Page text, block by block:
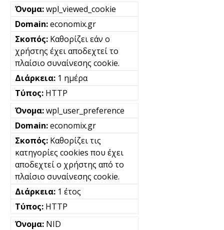
wpl_viewed_cookie
economix.gr
Καθορίζει εάν ο
χρήστης έχει αποδεχτεί το
πλαίσιο συναίνεσης cookie.
1 ημέρα
HTTP
wpl_user_preference
economix.gr
Καθορίζει τις
κατηγορίες cookies που έχει
αποδεχτεί ο χρήστης από το
πλαίσιο συναίνεσης cookie.
1 έτος
HTTP
NID